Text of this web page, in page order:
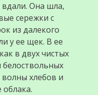
вдали. Она шла,
сережки с
из далекого
у ее щек. В ее
в двух чистых
белоствольных
волны хлебов и